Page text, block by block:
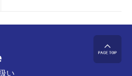
to-box online store
い